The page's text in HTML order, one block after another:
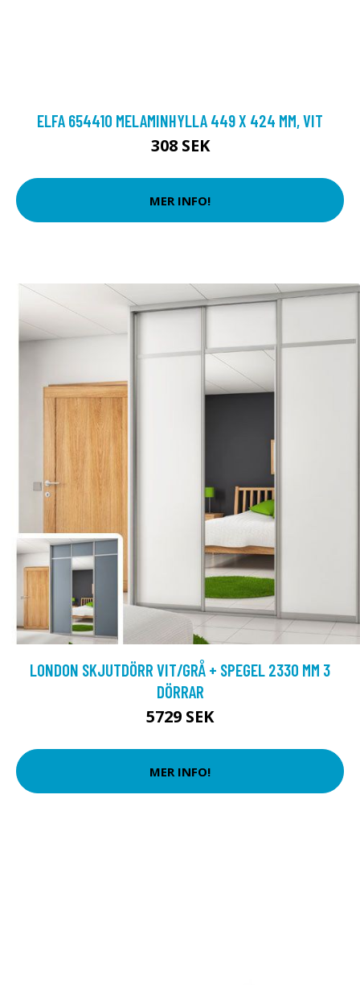
ELFA 654410 MELAMINHYLLA 449 X 424 MM, VIT
308 SEK
MER INFO!
LONDON SKJUTDÖRR VIT/GRÅ + SPEGEL 2330 MM 3
DÖRRAR
5729 SEK
MER INFO!